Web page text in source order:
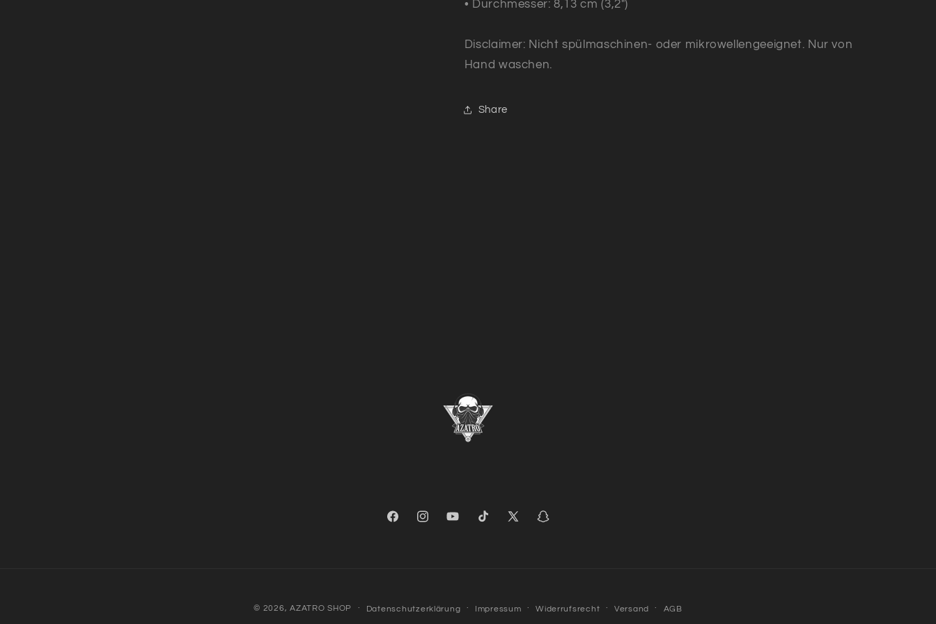
• Durchmesser: 8,13 cm (3,2″)
Disclaimer: Nicht spülmaschinen- oder mikrowellengeeignet. Nur von
Hand waschen.
Share
FacebookInstagramYouTubeTikTok
X
Snapchat
© 2026,AZATRO SHOP Datenschutzerklärung Impressum Widerrufsrecht Versand AGB